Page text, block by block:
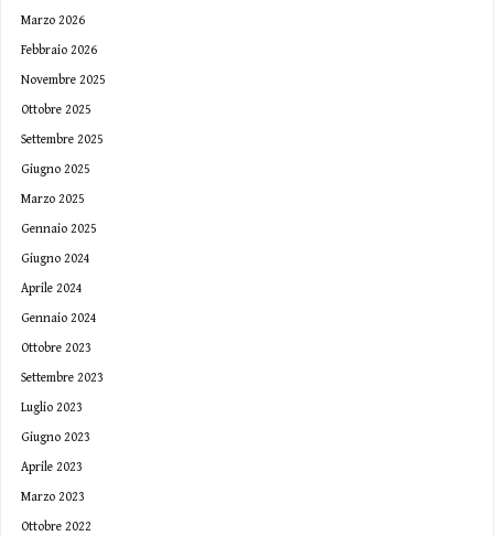
Marzo 2026
Febbraio 2026
Novembre 2025
Ottobre 2025
Settembre 2025
Giugno 2025
Marzo 2025
Gennaio 2025
Giugno 2024
Aprile 2024
Gennaio 2024
Ottobre 2023
Settembre 2023
Luglio 2023
Giugno 2023
Aprile 2023
Marzo 2023
Ottobre 2022